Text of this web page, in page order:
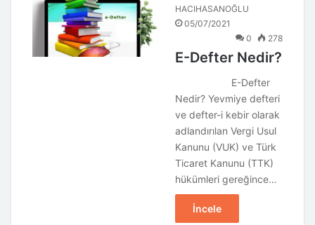
HACIHASANOĞLU
05/07/2021
0
278
E-Defter Nedir?
E-Defter
Nedir? Yevmiye defteri
ve defter-i kebir olarak
adlandırılan Vergi Usul
Kanunu (VUK) ve Türk
Ticaret Kanunu (TTK)
hükümleri gereğince…
İncele